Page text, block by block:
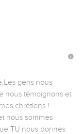
gens nous
nous témoignons et
chrétiens !
nous sommes
TU nous donnes